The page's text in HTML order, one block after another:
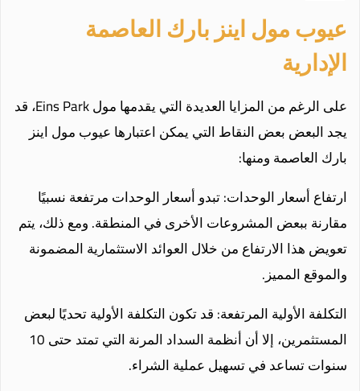
عيوب مول اينز بارك العاصمة
الإدارية
على الرغم من المزايا العديدة التي يقدمها مول Eins Park، قد
يجد البعض بعض النقاط التي يمكن اعتبارها عيوب مول اينز
بارك العاصمة ومنها:
ارتفاع أسعار الوحدات: تبدو أسعار الوحدات مرتفعة نسبيًا
مقارنة ببعض المشروعات الأخرى في المنطقة. ومع ذلك، يتم
تعويض هذا الارتفاع من خلال العوائد الاستثمارية المضمونة
والموقع المميز.
التكلفة الأولية المرتفعة: قد تكون التكلفة الأولية تحديًا لبعض
المستثمرين، إلا أن أنظمة السداد المرنة التي تمتد حتى 10
سنوات تساعد في تسهيل عملية الشراء.